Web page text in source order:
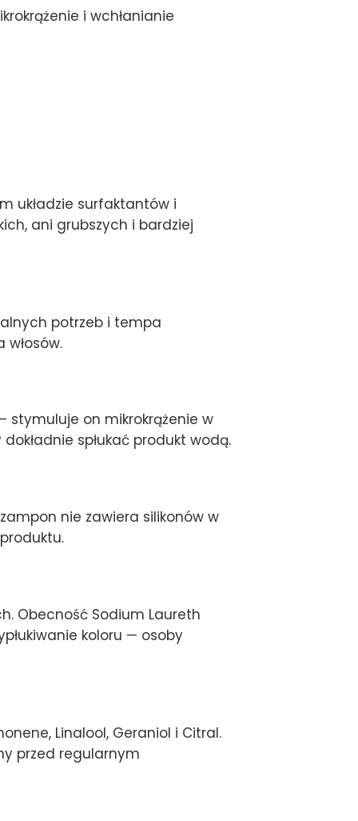
i wchłanianie
układzie surfaktantów i
ani grubszych i bardziej
potrzeb i tempa
stymuluje on mikrokrążenie w
spłukać produkt wodą.
nie zawiera silikonów w
Obecność Sodium Laureth
koloru — osoby
Linalool, Geraniol i Citral.
przed regularnym